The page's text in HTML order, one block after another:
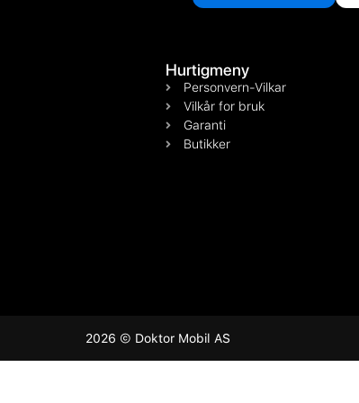
Hurtigmeny
Personvern-Vilkar
Vilkår for bruk
Garanti
Butikker
2026 © Doktor Mobil AS